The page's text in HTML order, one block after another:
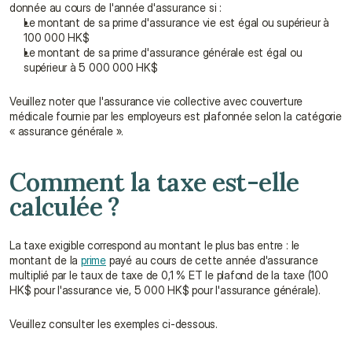
donnée au cours de l'année d'assurance si :
Le montant de sa prime d'assurance vie est égal ou supérieur à
100 000 HK$
Le montant de sa prime d'assurance générale est égal ou
supérieur à 5 000 000 HK$
Veuillez noter que l'assurance vie collective avec couverture
médicale fournie par les employeurs est plafonnée selon la catégorie
« assurance générale ».
Comment la taxe est-elle
calculée ?
La taxe exigible correspond au montant le plus bas entre : le
montant de la prime payé au cours de cette année d'assurance
multiplié par le taux de taxe de 0,1 % ET le plafond de la taxe (100
HK$ pour l'assurance vie, 5 000 HK$ pour l'assurance générale).
Veuillez consulter les exemples ci-dessous.